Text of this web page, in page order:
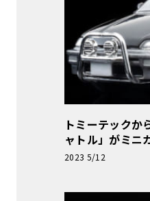
トミーテックか
ャトル」がミニ
64スケールでも
2023 5/12